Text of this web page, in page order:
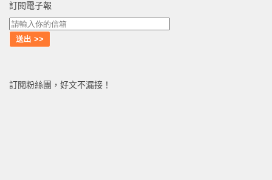
訂閱電子報
訂閱粉絲團，好文不漏接！